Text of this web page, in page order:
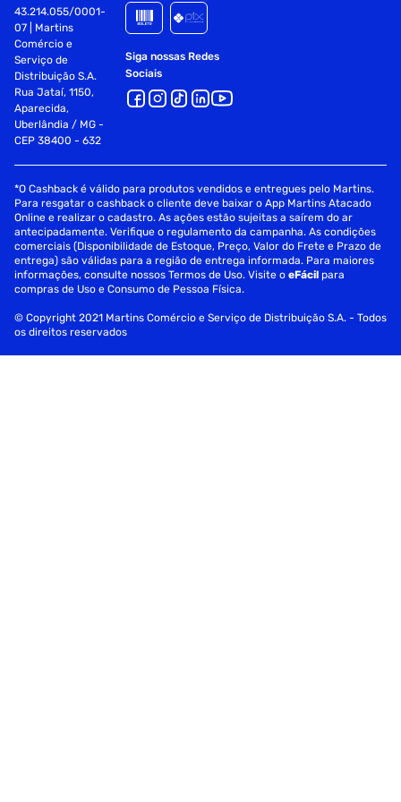
43.214.055/0001-
07 | Martins
Comércio e
Serviço de
Distribuição S.A.
Rua Jataí, 1150,
Aparecida,
Uberlândia / MG -
CEP 38400 - 632
Siga nossas Redes
Sociais
*O Cashback é válido para produtos vendidos e entregues pelo Martins.
Para resgatar o cashback o cliente deve baixar o App Martins Atacado
Online e realizar o cadastro. As ações estão sujeitas a saírem do ar
antecipadamente. Verifique o regulamento da campanha. As condições
comerciais (Disponibilidade de Estoque, Preço, Valor do Frete e Prazo de
entrega) são válidas para a região de entrega informada. Para maiores
informações, consulte nossos Termos de Uso. Visite oeFácil para
compras de Uso e Consumo de Pessoa Física.
© Copyright 2021 Martins Comércio e Serviço de Distribuição S.A. - Todos
os direitos reservados